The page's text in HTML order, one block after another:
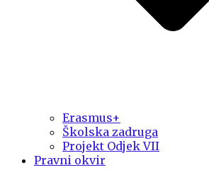
Erasmus+
Školska zadruga
Projekt Odjek VII
Pravni okvir